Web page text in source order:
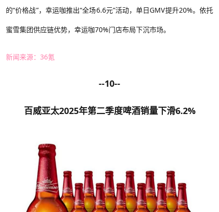
的“价格战”，幸运咖推出“全场6.6元”活动，单日GMV提升20%。依托
蜜雪集团供应链优势，幸运咖70%门店布局下沉市场。
新闻来源： 36氪
--10--
百威亚太2025年第二季度啤酒销量下滑6.2%